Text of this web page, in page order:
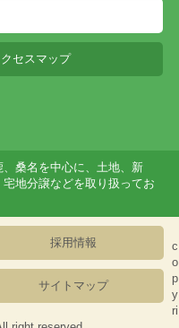
セスマップ
桑名を中心に、土地、新
地分譲などを取り扱ってお
採用情報
サイトマップ
c
o
p
y
ri